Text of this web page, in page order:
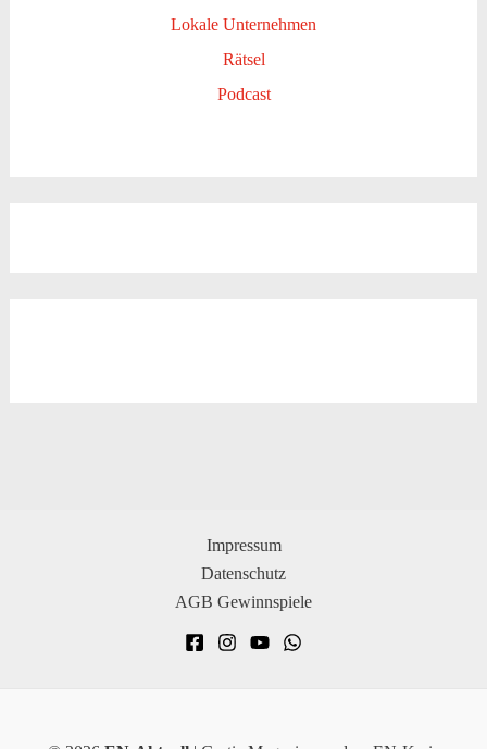
Lokale Unternehmen
Rätsel
Podcast
Impressum
Datenschutz
AGB Gewinnspiele